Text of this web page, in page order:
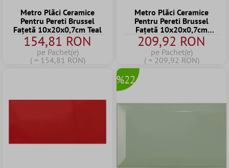
Metro Plăci Ceramice
Pentru Pereti Brussel
Fațetă 10x20x0,7cm Teal
154,81 RON
pe Pachet(e)
( = 154,81 RON)
Metro Plăci Ceramice
Pentru Pereti Brussel
Fațetă 10x20x0,7cm
Verde Botella
209,92 RON
pe Pachet(e)
( = 209,92 RON)
%22